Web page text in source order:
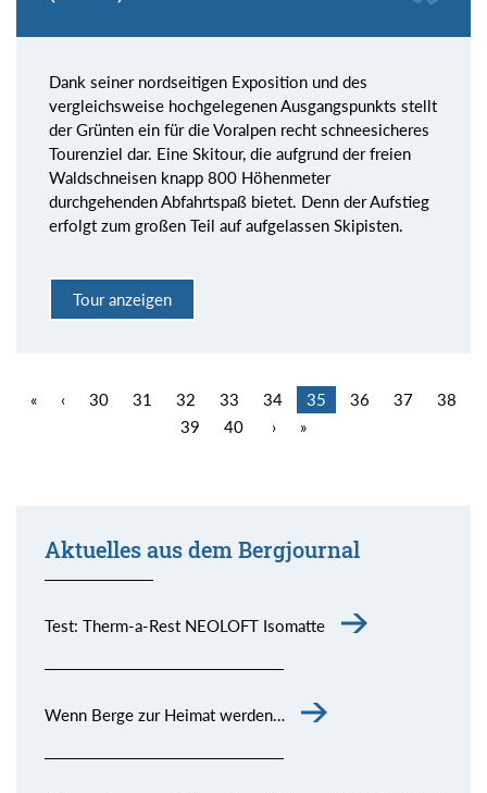
Dank seiner nordseitigen Exposition und des
vergleichsweise hochgelegenen Ausgangspunkts stellt
der Grünten ein für die Voralpen recht schneesicheres
Tourenziel dar. Eine Skitour, die aufgrund der freien
Waldschneisen knapp 800 Höhenmeter
durchgehenden Abfahrtspaß bietet. Denn der Aufstieg
erfolgt zum großen Teil auf aufgelassen Skipisten.
Tour anzeigen
« ‹ 30 31 32 33 34 35 36 37
38
39
40 › »
Aktuelles aus dem Bergjournal
Test: Therm-a-Rest NEOLOFT Isomatte
Wenn Berge zur Heimat werden…